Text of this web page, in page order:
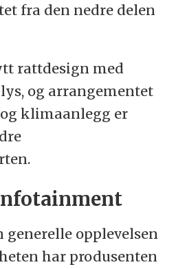
fra den nedre delen
rattdesign med
og arrangementet
klimaanlegg er
generelle opplevelsen
har produsenten